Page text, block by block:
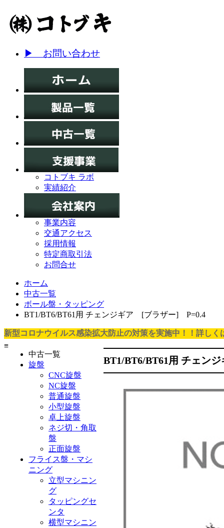
▶ お問い合わせ
コトブキ ラボ
実績紹介
事業内容
交通アクセス
採用情報
特定商取引法
お問合せ
ホーム
中古一覧
ボール盤・タッピング
BT1/BT6/BT61用 チェンジギア [ブラザー] P=0.4
新型コロナウイルス感染拡大防止の対策を実施中！！詳しく
≡
中古一覧
旋盤
CNC旋盤
NC旋盤
普通旋盤
小型旋盤
卓上旋盤
ネジ切・角取
盤
正面旋盤
フライス盤・マシ
ニング
立型マシニン
グ
タッピングセ
ンタ
横型マシニン
BT1/BT6/BT61用 チェン